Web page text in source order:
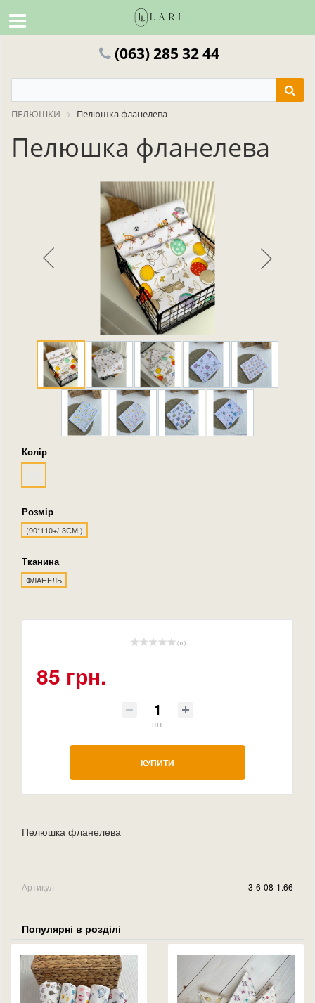
(063) 285 32 44
ПЕЛЮШКИ Пелюшка фланелева
Пелюшка фланелева
Колір
Розмір
(90*110+/-3СМ )
Тканина
ФЛАНЕЛЬ
( 0 )
85 грн.
шт
КУПИТИ
Пелюшка фланелева
Артикул 3-6-08-1.66
Популярні в розділі